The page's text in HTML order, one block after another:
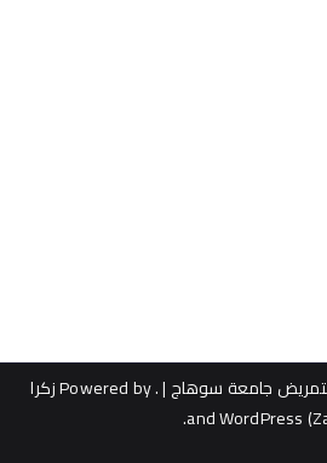
جامعة سوهاج |. Powered by
زكرا
WordPress
.